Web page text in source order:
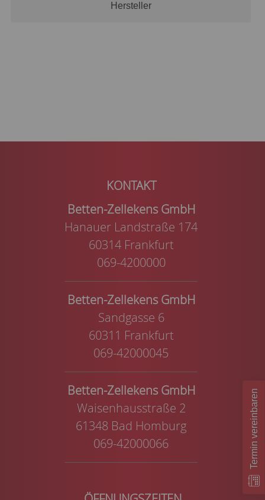
Hersteller
Betten-Zellekens GmbH
Hanauer Landstraße 174
60314 Frankfurt
069-4200000
Betten-Zellekens GmbH
Sandgasse 6
60311 Frankfurt
069-42000045
Betten-Zellekens GmbH
Waisenhausstraße 2
61348 Bad Homburg
069-42000066
Termin vereinbaren